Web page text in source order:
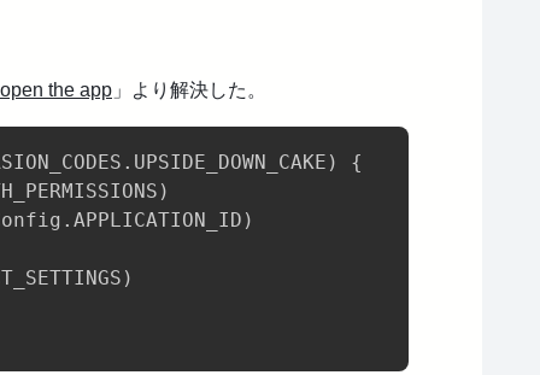
the app 」より解決した。
. UPSIDE_DOWN_CAKE )
{
)
. APPLICATION_ID )
)